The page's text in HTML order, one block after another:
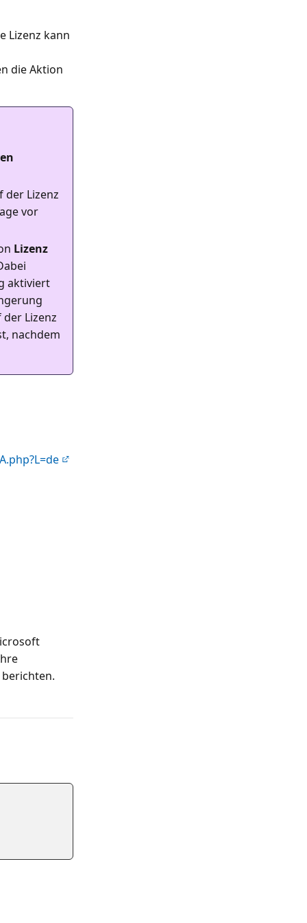
Lizenz kann
die Aktion
der Lizenz
vor
Lizenz
aktiviert
Lizenz
nachdem